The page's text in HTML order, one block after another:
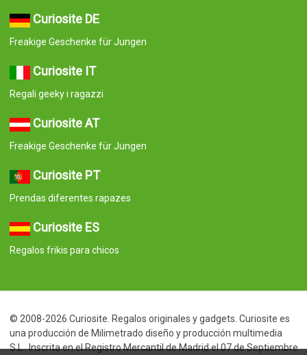
Curiosite DE
Freakige Geschenke für Jungen
Curiosite IT
Regali geeky i ragazzi
Curiosite AT
Freakige Geschenke für Jungen
Curiosite PT
Prendas diferentes rapazes
Curiosite ES
Regalos frikis para chicos
© 2008-2026 Curiosite. Regalos originales y gadgets. Curiosite es
una producción de Milimetrado diseño y producción multimedia
S.L.. Inscrita en el Registro Mercantil de Madrid el 07 de Septiembre